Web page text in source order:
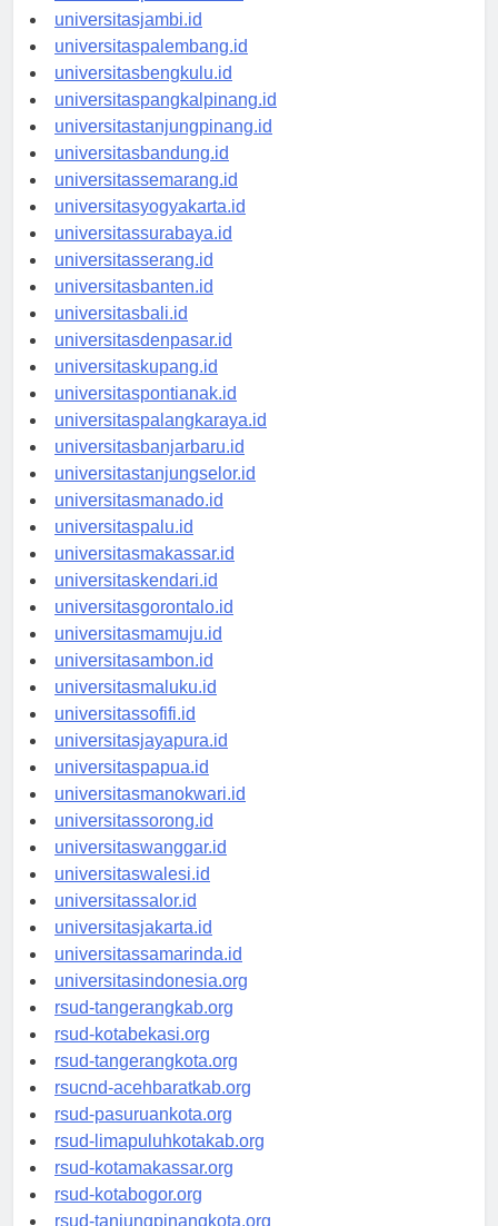
universitaspekanbaru.id
universitasjambi.id
universitaspalembang.id
universitasbengkulu.id
universitaspangkalpinang.id
universitastanjungpinang.id
universitasbandung.id
universitassemarang.id
universitasyogyakarta.id
universitassurabaya.id
universitasserang.id
universitasbanten.id
universitasbali.id
universitasdenpasar.id
universitaskupang.id
universitaspontianak.id
universitaspalangkaraya.id
universitasbanjarbaru.id
universitastanjungselor.id
universitasmanado.id
universitaspalu.id
universitasmakassar.id
universitaskendari.id
universitasgorontalo.id
universitasmamuju.id
universitasambon.id
universitasmaluku.id
universitassofifi.id
universitasjayapura.id
universitaspapua.id
universitasmanokwari.id
universitassorong.id
universitaswanggar.id
universitaswalesi.id
universitassalor.id
universitasjakarta.id
universitassamarinda.id
universitasindonesia.org
rsud-tangerangkab.org
rsud-kotabekasi.org
rsud-tangerangkota.org
rsucnd-acehbaratkab.org
rsud-pasuruankota.org
rsud-limapuluhkotakab.org
rsud-kotamakassar.org
rsud-kotabogor.org